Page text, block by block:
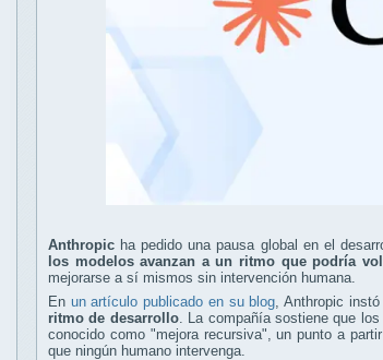
Anthropic ha pedido una pausa global en el
los modelos avanzan a un ritmo que podría
mejorarse a sí mismos sin intervención humana.
En un artículo publicado en su blog , Anthropic
ritmo de desarrollo. La compañía sostiene que
conocido como "mejora recursiva", un punto a
que ningún humano intervenga.